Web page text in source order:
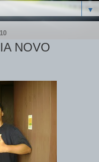
▼
NOVO